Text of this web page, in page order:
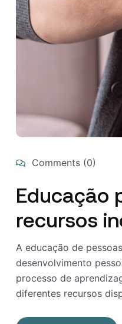
Comments (0)
Educação
recursos
A educação de
desenvolvimento
processo de
diferentes recursos